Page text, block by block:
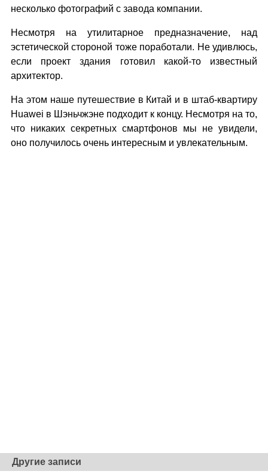
несколько фотографий с завода компании.
Несмотря на утилитарное предназначение, над
эстетической стороной тоже поработали. Не удивлюсь,
если проект здания готовил какой-то известный
архитектор.
На этом наше путешествие в Китай и в штаб-квартиру
Huawei в Шэньчжэне подходит к концу. Несмотря на то,
что никаких секретных смартфонов мы не увидели,
оно получилось очень интересным и увлекательным.
Другие записи